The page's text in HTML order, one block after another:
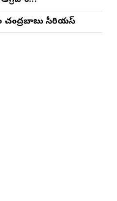
సీరియస్